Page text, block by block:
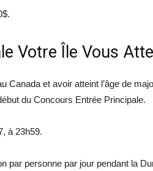
Votre Île Vous
Canada et avoir atteint l’âge de
du Concours Entrée Principale.
à 23h59.
par personne par jour pendant la